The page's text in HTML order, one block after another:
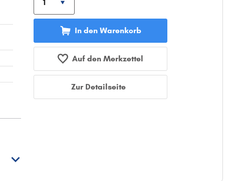
In den Warenkorb
Auf den Merkzettel
Zur Detailseite